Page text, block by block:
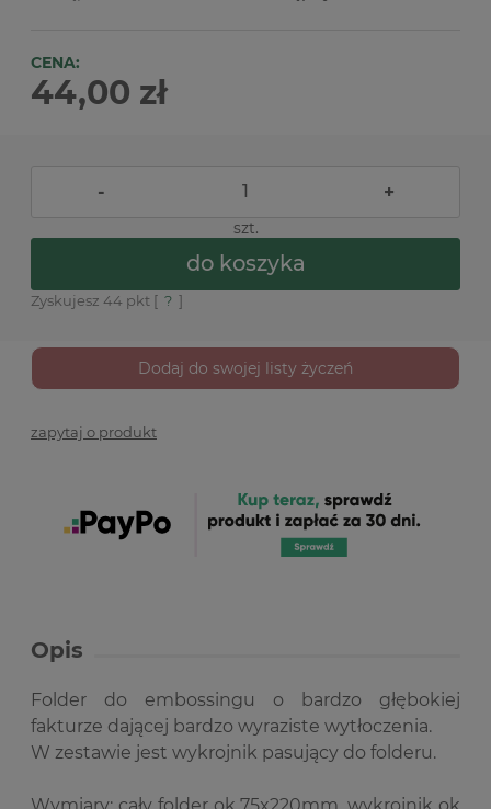
CENA:
44,00 zł
- +
szt.
do koszyka
Zyskujesz 44 pkt [ ? ]
Dodaj do swojej listy życzeń
zapytaj o produkt
Opis
Folder do embossingu o bardzo głębokiej
fakturze dającej bardzo wyraziste wytłoczenia.
W zestawie jest wykrojnik pasujący do folderu.
Wymiary: cały folder ok 75x220mm, wykrojnik ok